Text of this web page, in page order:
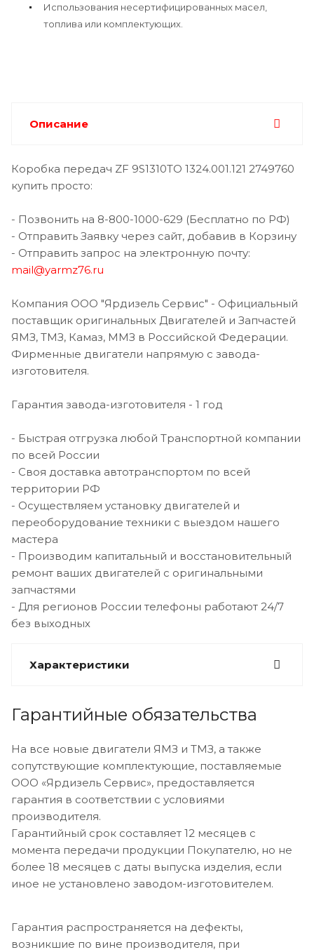
Использования несертифицированных масел,
топлива или комплектующих.
Описание
Коробка передач ZF 9S1310TO 1324.001.121 2749760
купить просто:
- Позвонить на 8-800-1000-629 (Бесплатно по РФ)
- Отправить Заявку через сайт, добавив в Корзину
- Отправить запрос на электронную почту:
mail@yarmz76.ru
Компания ООО "Ярдизель Сервис" - Официальный
поставщик оригинальных Двигателей и Запчастей
ЯМЗ, ТМЗ, Камаз, ММЗ в Российской Федерации.
Фирменные двигатели напрямую с завода-
изготовителя.
Гарантия завода-изготовителя - 1 год
- Быстрая отгрузка любой Транспортной компании
по всей России
- Своя доставка автотранспортом по всей
территории РФ
- Осуществляем установку двигателей и
переоборудование техники с выездом нашего
мастера
- Производим капитальный и восстановительный
ремонт ваших двигателей с оригинальными
запчастями
- Для регионов России телефоны работают 24/7
без выходных
Характеристики
Гарантийные обязательства
На все новые двигатели ЯМЗ и ТМЗ, а также
сопутствующие комплектующие, поставляемые
ООО «Ярдизель Сервис», предоставляется
гарантия в соответствии с условиями
производителя.
Гарантийный срок составляет 12 месяцев с
момента передачи продукции Покупателю, но не
более 18 месяцев с даты выпуска изделия, если
иное не установлено заводом-изготовителем.
Гарантия распространяется на дефекты,
возникшие по вине производителя, при